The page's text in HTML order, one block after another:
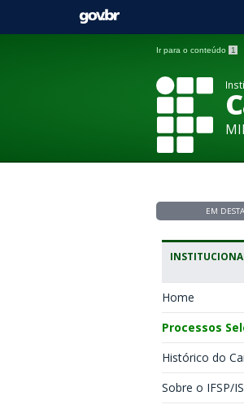
Ir para o conteúdo 1
EM
Home
Processos
Histórico do
Sobre o IFSP/